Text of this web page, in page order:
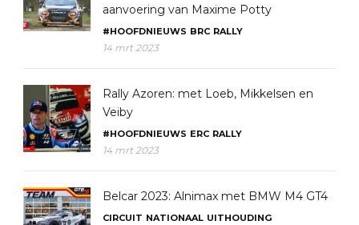
aanvoering van Maxime Potty
#HOOFDNIEUWS BRC RALLY
14 mrt 2023
Rally Azoren: met Loeb, Mikkelsen en
Veiby
#HOOFDNIEUWS ERC RALLY
14 mrt 2023
Belcar 2023: Alnimax met BMW M4 GT4
CIRCUIT NATIONAAL UITHOUDING